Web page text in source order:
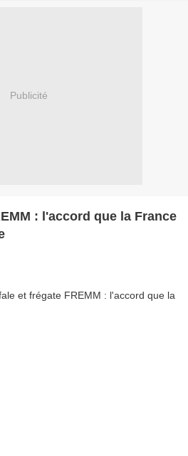
Publicité
: l'accord que la France